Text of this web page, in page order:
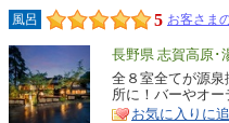
風呂 5 お客さま
エ
リ
ア
長野県 志賀高原･
特
徴
全８室全てが源
所に！バーやオ
お気に入りに